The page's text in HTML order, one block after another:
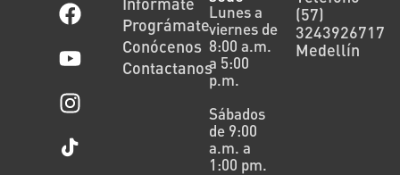
Prográmate
Conócenos
Contactanos
Lunes a
viernes de
8:00 a.m.
a 5:00
p.m.
Sábados
de 9:00
a.m. a
1:00 pm.
(57)
3243926717
Medellín